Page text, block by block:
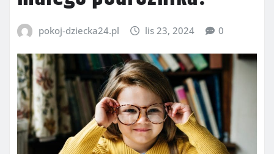
pokoj-dziecka24.pl lis 23, 2024 0